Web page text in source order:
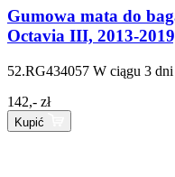
Gumowa mata do
Octavia III, 2013-
52.RG434057 W ciągu 3 dni
142,- zł
Kupić